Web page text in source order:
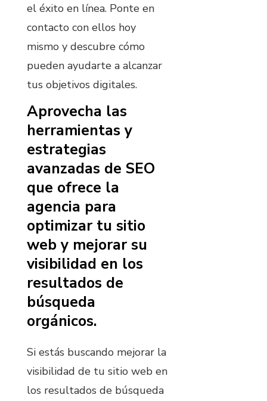
el éxito en línea. Ponte en
contacto con ellos hoy
mismo y descubre cómo
pueden ayudarte a alcanzar
tus objetivos digitales.
Aprovecha las
herramientas y
estrategias
avanzadas de SEO
que ofrece la
agencia para
optimizar tu sitio
web y mejorar su
visibilidad en los
resultados de
búsqueda
orgánicos.
Si estás buscando mejorar la
visibilidad de tu sitio web en
los resultados de búsqueda